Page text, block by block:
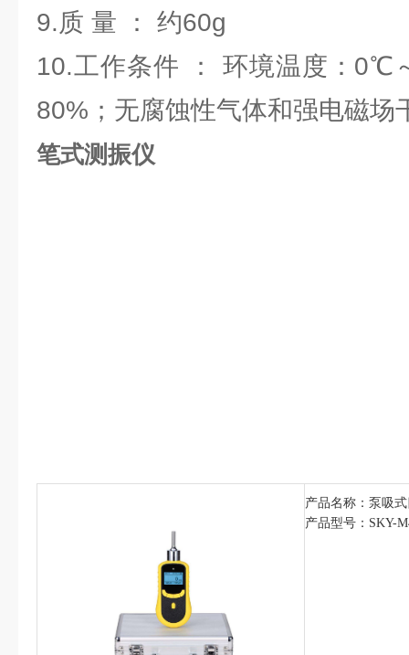
9.质 量 ： 约60g
10.工作条件 ： 环境温度：0℃
80%；无腐蚀性气体和强电磁场
笔式测振仪
产品名称：泵吸
产品型号：SKY-